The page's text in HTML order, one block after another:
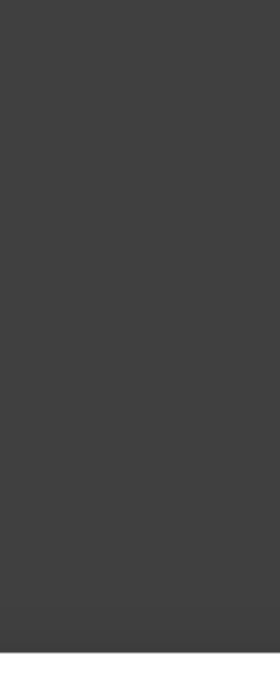
verkauft und in
und Bramsche – Engter.